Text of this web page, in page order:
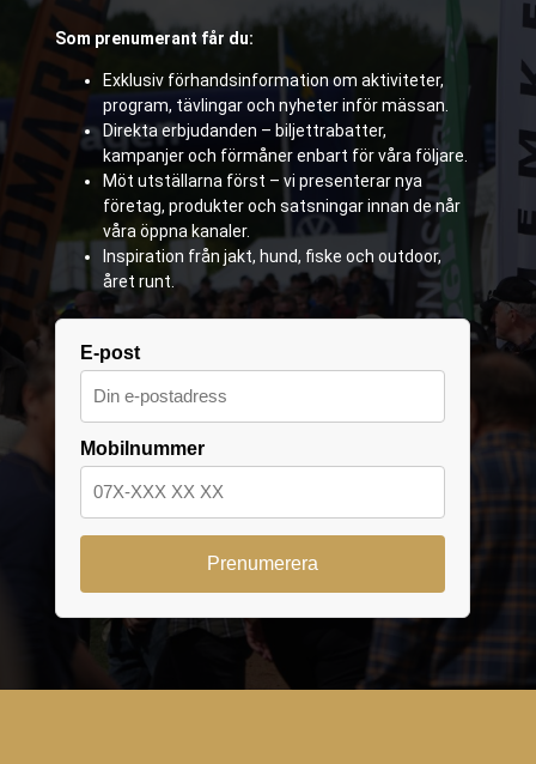
E-post
Mobilnummer
Som prenumerant får du:
Exklusiv förhandsinformation om aktiviteter,
program, tävlingar och nyheter inför mässan.
Direkta erbjudanden – biljettrabatter,
kampanjer och förmåner enbart för våra följare.
Möt utställarna först – vi presenterar nya
företag, produkter och satsningar innan de når
våra öppna kanaler.
Inspiration från jakt, hund, fiske och outdoor,
året runt.